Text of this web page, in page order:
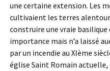
une certaine extension. Les
cultivaient les terres
construire une vraie
importance mais n’a laissé
par un incendie au XIème
église Saint Romain